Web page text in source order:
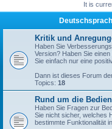
It is
Kritik und
Haben Sie
Version? Haben Sie
Sie einfach nur eine
Dann ist dieses Forum
Topics: 18
Rund um die
Haben Sie Fragen zur
Sie nicht sicher, welches
bestimmte Funktionalität